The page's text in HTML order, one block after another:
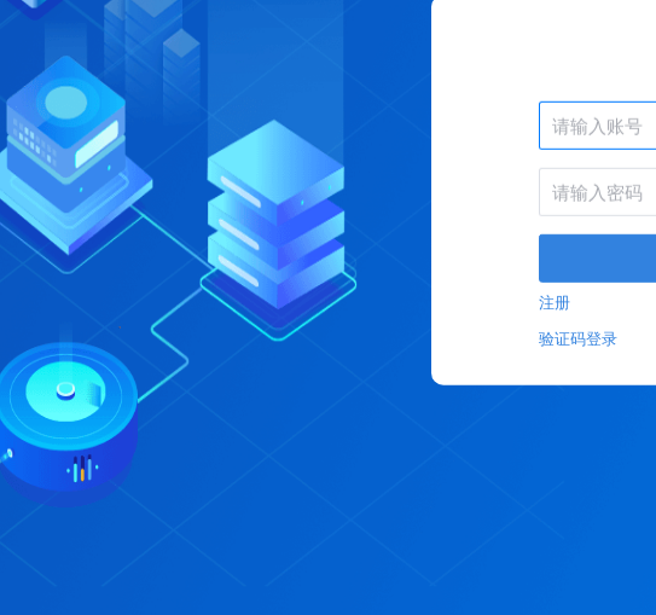
注册
验证码登录